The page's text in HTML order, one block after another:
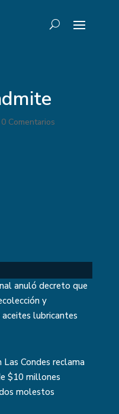
0 Comentarios
anuló decreto que
y
lubricantes
Las Condes reclama
$10 millones
molestos